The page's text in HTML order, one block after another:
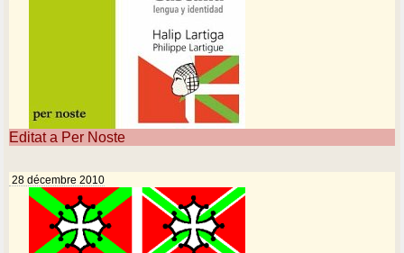
Editat a Per Noste
28 décembre 2010